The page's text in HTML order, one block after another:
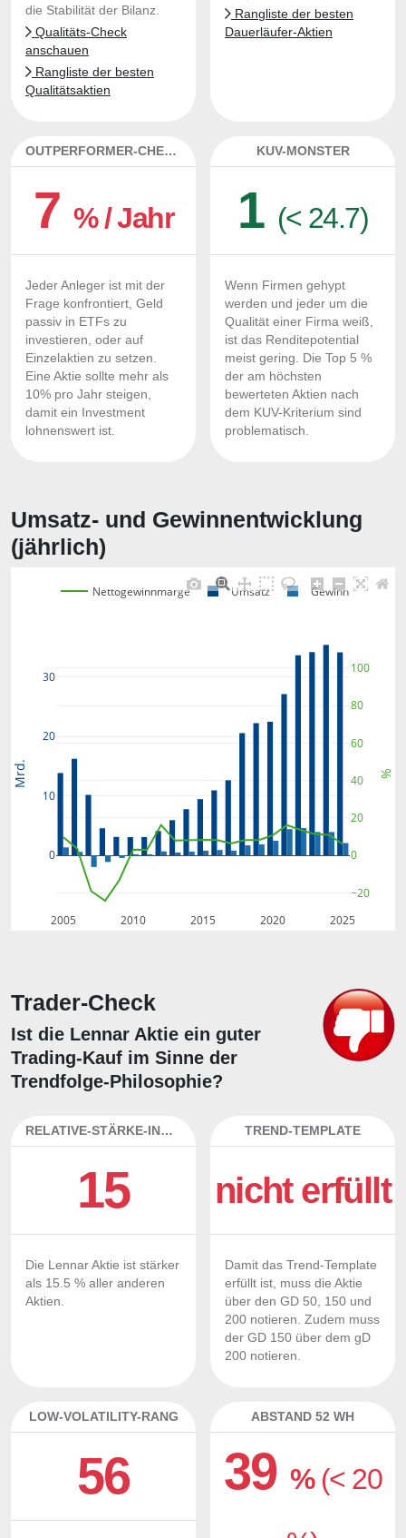
die Stabilität der Bilanz.
Qualitäts-Check
anschauen
Rangliste der besten
Qualitätsaktien
Rangliste der besten
Dauerläufer-Aktien
OUTPERFORMER-CHECK
7 % / Jahr
Jeder Anleger ist mit der
Frage konfrontiert, Geld
passiv in ETFs zu
investieren, oder auf
Einzelaktien zu setzen.
Eine Aktie sollte mehr als
10% pro Jahr steigen,
damit ein Investment
lohnenswert ist.
KUV-MONSTER
1 (< 24.7)
Wenn Firmen gehypt
werden und jeder um die
Qualität einer Firma weiß,
ist das Renditepotential
meist gering. Die Top 5 %
der am höchsten
bewerteten Aktien nach
dem KUV-Kriterium sind
problematisch.
Umsatz- und Gewinnentwicklung
(jährlich)
2005 2010 2015 2020 2025
0
10
20
30
−20
0
20
40
60
80
100
Nettogewinnmarge Umsatz Gewinn
Mrd. %
Trader-Check
Ist die Lennar Aktie ein guter
Trading-Kauf im Sinne der
Trendfolge-Philosophie?
RELATIVE-STÄRKE-INDEX
15
Die Lennar Aktie ist stärker
als 15.5 % aller anderen
Aktien.
TREND-TEMPLATE
nicht erfüllt
Damit das Trend-Template
erfüllt ist, muss die Aktie
über den GD 50, 150 und
200 notieren. Zudem muss
der GD 150 über dem gD
200 notieren.
LOW-VOLATILITY-RANG
56
ABSTAND 52 WH
39% (< 20